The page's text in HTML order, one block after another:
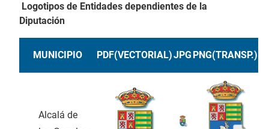
Logotipos de Entidades dependientes de la
Diputación
MUNICIPIO PDF(VECTORIAL)JPG PNG(TRANSP.)
Alcalá de